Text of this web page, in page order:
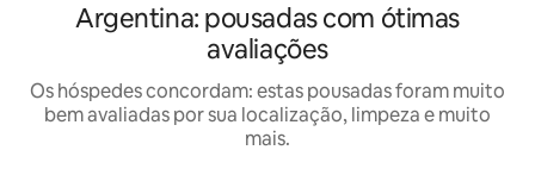
Argentina: pousadas com ótimas
avaliações
Os hóspedes concordam: estas pousadas foram muito
bem avaliadas por sua localização, limpeza e muito
mais.